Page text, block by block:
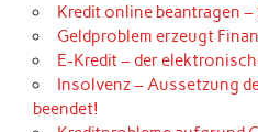
Kredit online beantragen
Geldproblem erzeugt
E-Kredit – der
Insolvenz – Aussetzung
beendet!